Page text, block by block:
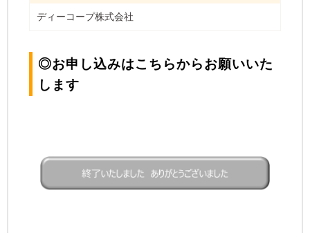
ディーコープ株式会社
◎お申し込みはこちらからお願いいた
します